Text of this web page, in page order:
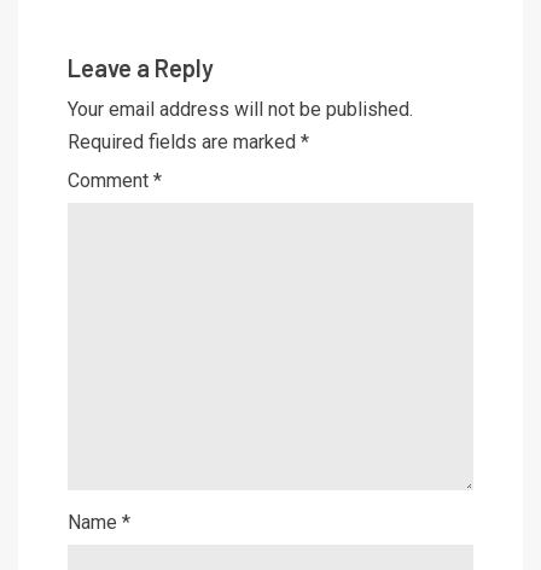
Leave a Reply
Your email address will not be published.
Required fields are marked *
Comment *
Name *